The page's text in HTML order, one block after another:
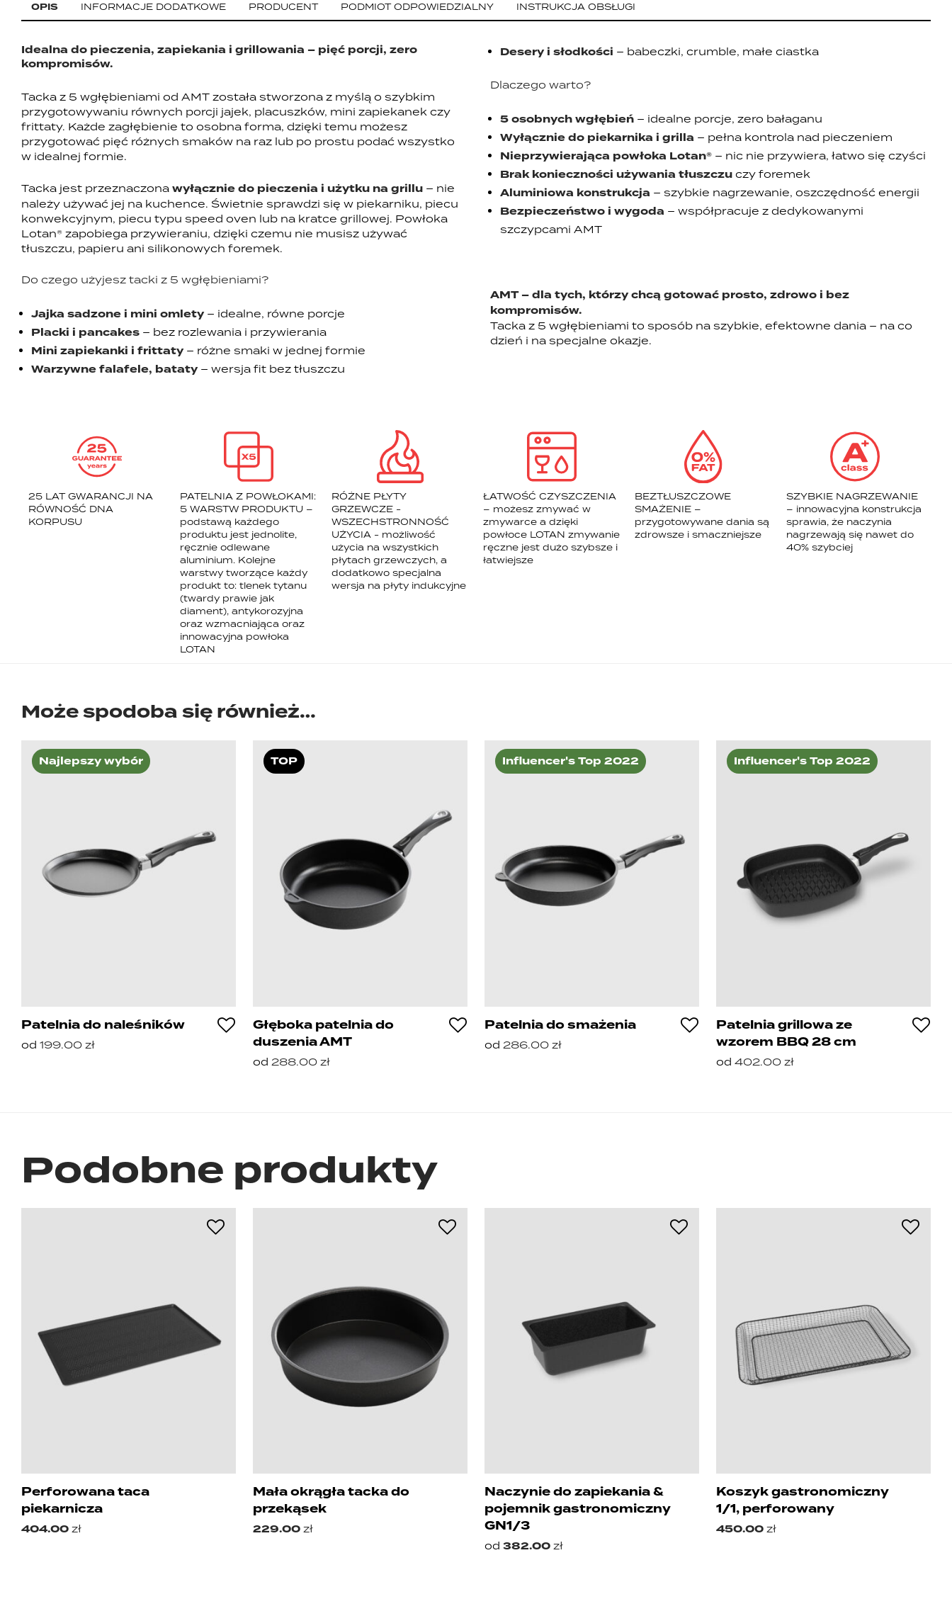
OPIS INFORMACJE DODATKOWE PRODUCENT PODMIOT ODPOWIEDZIALNY INSTRUKCJA OBSŁUGI
Idealna do pieczenia, zapiekania i grillowania – pięć porcji, zero
kompromisów.
Tacka z 5 wgłębieniami od AMT została stworzona z myślą o szybkim
przygotowywaniu równych porcji jajek, placuszków, mini zapiekanek czy
frittaty. Każde zagłębienie to osobna forma, dzięki temu możesz
przygotować pięć różnych smaków na raz lub po prostu podać wszystko
w idealnej formie.
Tacka jest przeznaczona wyłącznie do pieczenia i użytku na grillu – nie
należy używać jej na kuchence. Świetnie sprawdzi się w piekarniku, piecu
konwekcyjnym, piecu typu speed oven lub na kratce grillowej. Powłoka
Lotan® zapobiega przywieraniu, dzięki czemu nie musisz używać
tłuszczu, papieru ani silikonowych foremek.
Do czego użyjesz tacki z 5 wgłębieniami?
Jajka sadzone i mini omlety – idealne, równe porcje
Placki i pancakes – bez rozlewania i przywierania
Mini zapiekanki i frittaty – różne smaki w jednej formie
Warzywne falafele, bataty – wersja fit bez tłuszczu
Desery i słodkości – babeczki, crumble, małe ciastka
Dlaczego warto?
5 osobnych wgłębień – idealne porcje, zero bałaganu
Wyłącznie do piekarnika i grilla – pełna kontrola nad pieczeniem
Nieprzywierająca powłoka Lotan® – nic nie przywiera, łatwo się czyści
Brak konieczności używania tłuszczu czy foremek
Aluminiowa konstrukcja – szybkie nagrzewanie, oszczędność energii
Bezpieczeństwo i wygoda – współpracuje z dedykowanymi
szczypcami AMT
AMT – dla tych, którzy chcą gotować prosto, zdrowo i bez
kompromisów.
Tacka z 5 wgłębieniami to sposób na szybkie, efektowne dania – na co
dzień i na specjalne okazje.
25 LAT GWARANCJI NA
RÓWNOŚĆ DNA
KORPUSU
PATELNIA Z POWŁOKAMI:
5 WARSTW PRODUKTU –
podstawą każdego
produktu jest jednolite,
ręcznie odlewane
aluminium. Kolejne
warstwy tworzące każdy
produkt to: tlenek tytanu
(twardy prawie jak
diament), antykorozyjna
oraz wzmacniająca oraz
innowacyjna powłoka
LOTAN
RÓŻNE PŁYTY
GRZEWCZE -
WSZECHSTRONNOŚĆ
UŻYCIA - możliwość
użycia na wszystkich
płytach grzewczych, a
dodatkowo specjalna
wersja na płyty indukcyjne
ŁATWOŚĆ CZYSZCZENIA
– możesz zmywać w
zmywarce a dzięki
powłoce LOTAN zmywanie
ręczne jest dużo szybsze i
łatwiejsze
BEZTŁUSZCZOWE
SMAŻENIE –
przygotowywane dania są
zdrowsze i smaczniejsze
SZYBKIE NAGRZEWANIE
– innowacyjna konstrukcja
sprawia, że naczynia
nagrzewają się nawet do
40% szybciej
Może spodoba się również…
Najlepszy wybór
Patelnia do naleśników
od 199.00 zł
TOP
Głęboka patelnia do
duszenia AMT
od 288.00 zł
Influencer's Top 2022
Patelnia do smażenia
od 286.00 zł
Influencer's Top 2022
Patelnia grillowa ze
wzorem BBQ 28 cm
od 402.00 zł
Podobne produkty
Perforowana taca
piekarnicza
404.00 zł
Mała okrągła tacka do
przekąsek
229.00 zł
Naczynie do zapiekania &
pojemnik gastronomiczny
GN1/3
od 382.00 zł
Koszyk gastronomiczny
1/1, perforowany
450.00 zł